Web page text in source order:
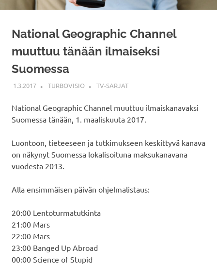
National Geographic Channel
muuttuu tänään ilmaiseksi
Suomessa
1.3.2017 TURBOVISIO TV-SARJAT
National Geographic Channel muuttuu ilmaiskanavaksi
Suomessa tänään, 1. maaliskuuta 2017.
Luontoon, tieteeseen ja tutkimukseen keskittyvä kanava
on näkynyt Suomessa lokalisoituna maksukanavana
vuodesta 2013.
Alla ensimmäisen päivän ohjelmalistaus:
20:00 Lentoturmatutkinta
21:00 Mars
22:00 Mars
23:00 Banged Up Abroad
00:00 Science of Stupid